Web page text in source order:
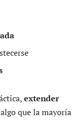
extender
que la mayoría